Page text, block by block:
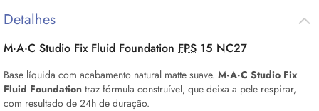
Detalhes
M·A·C Studio Fix Fluid Foundation FPS 15 NC27
Base líquida com acabamento natural matte suave. M·A·C Studio Fix
Fluid Foundation traz fórmula construível, que deixa a pele respirar,
com resultado de 24h de duração.